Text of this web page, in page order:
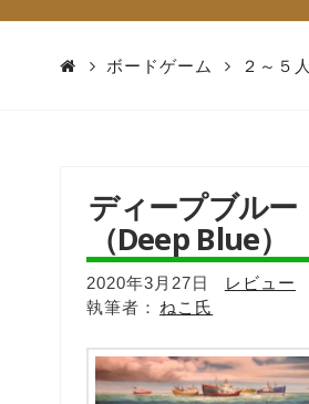
スボードゲーム ２～５人
ディープブルー
（Deep Blue）
2020年3月27日
レビュー
ねこ氏